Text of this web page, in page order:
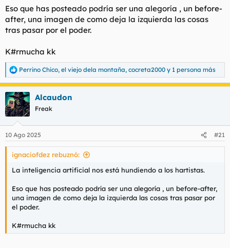
Eso que has posteado podría ser una alegoría , un before-
after, una imagen de como deja la izquierda las cosas
tras pasar por el poder.
K#rmucha kk
R
e
a
c
c
i
e
s
Perrino Chico, el viejo dela montaña, cocreta2000 y 1 persona más
Alcaudon
Freak
10 Ago 2025 #21
ignaciofdez rebuznó:
La inteligencia artificial nos está hundiendo a los hartistas.
Eso que has posteado podría ser una alegoría , un before-after,
una imagen de como deja la izquierda las cosas tras pasar por
el poder.
K#rmucha kk